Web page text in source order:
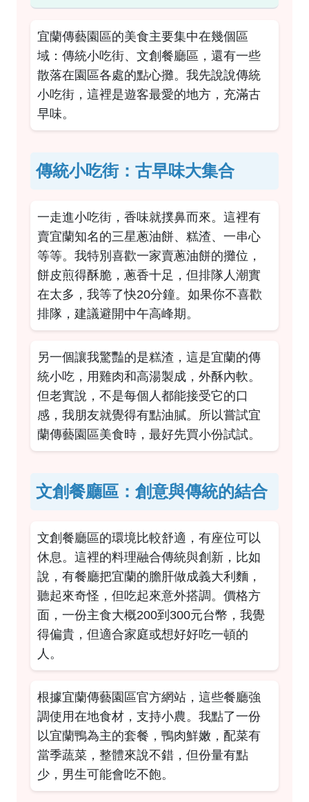
宜蘭傳藝園區的美食主要集中在幾個區
域：傳統小吃街、文創餐廳區，還有一些
散落在園區各處的點心攤。我先說說傳統
小吃街，這裡是遊客最愛的地方，充滿古
早味。
傳統小吃街：古早味大集合
一走進小吃街，香味就撲鼻而來。這裡有
賣宜蘭知名的三星蔥油餅、糕渣、一串心
等等。我特別喜歡一家賣蔥油餅的攤位，
餅皮煎得酥脆，蔥香十足，但排隊人潮實
在太多，我等了快20分鐘。如果你不喜歡
排隊，建議避開中午高峰期。
另一個讓我驚豔的是糕渣，這是宜蘭的傳
統小吃，用雞肉和高湯製成，外酥內軟。
但老實說，不是每個人都能接受它的口
感，我朋友就覺得有點油膩。所以嘗試宜
蘭傳藝園區美食時，最好先買小份試試。
文創餐廳區：創意與傳統的結合
文創餐廳區的環境比較舒適，有座位可以
休息。這裡的料理融合傳統與創新，比如
說，有餐廳把宜蘭的膽肝做成義大利麵，
聽起來奇怪，但吃起來意外搭調。價格方
面，一份主食大概200到300元台幣，我覺
得偏貴，但適合家庭或想好好吃一頓的
人。
根據宜蘭傳藝園區官方網站 ，這些餐廳強
調使用在地食材，支持小農。我點了一份
以宜蘭鴨為主的套餐，鴨肉鮮嫩，配菜有
當季蔬菜，整體來說不錯，但份量有點
少，男生可能會吃不飽。